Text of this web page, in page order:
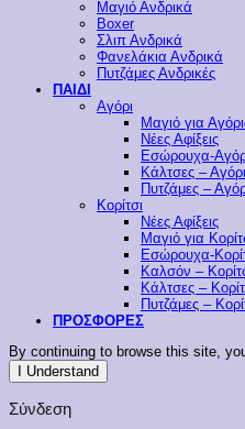
Μαγιό Ανδρικά
Boxer
Σλιπ Ανδρικά
Φανελάκια Ανδρικά
Πυτζάμες Ανδρικές
ΠΑΙΔΙ
Αγόρι
Μαγιό για
Νέες Αφίξεις
Εσώρουχα-
Κάλτσες – Αγόρι
Πυτζάμες –
Κορίτσι
Νέες Αφίξεις
Μαγιό για
Εσώρουχα-
Καλσόν –
Κάλτσες –
Πυτζάμες –
ΠΡΟΣΦΟΡΕΣ
By continuing to browse this site,
I Understand
Σύνδεση